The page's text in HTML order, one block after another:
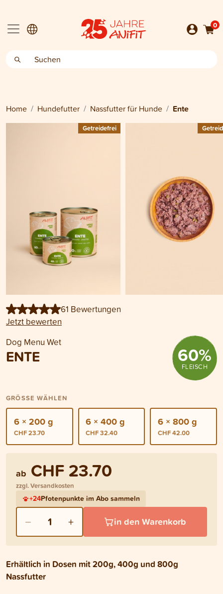
0
Home Hundefutter Nassfutter für Hunde Ente
Getreidefrei
61 Bewertungen
Jetzt bewerten
Dog Menu Wet
ENTE 60%
FLEISCH
GRÖSSE WÄHLEN
6 × 200 g
CHF 23.70
6 × 400 g
CHF 32.40
6 × 800 g
CHF 42.00
ab CHF 23.70
zzgl. Versandkosten
+24Pfotenpunkte im Abo sammeln
− 1 + in den Warenkorb
Erhältlich in Dosen mit 200g, 400g und 800g
Nassfutter